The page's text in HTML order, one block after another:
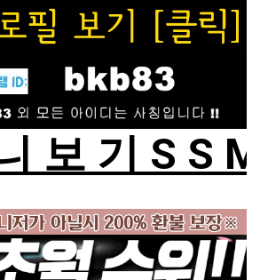
보 기 S S